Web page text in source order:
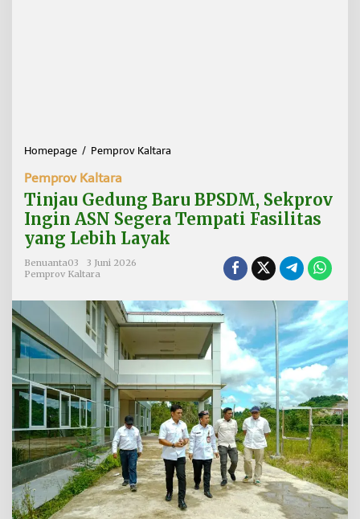
Homepage / Pemprov Kaltara
j
a
g
B
a
r
B
P
S
D
M
,
S
e
k
p
Pemprov Kaltara
Tinjau Gedung Baru BPSDM, Sekprov
Ingin ASN Segera Tempati Fasilitas
yang Lebih Layak
Benuanta03
3 Juni 2026
Pemprov Kaltara